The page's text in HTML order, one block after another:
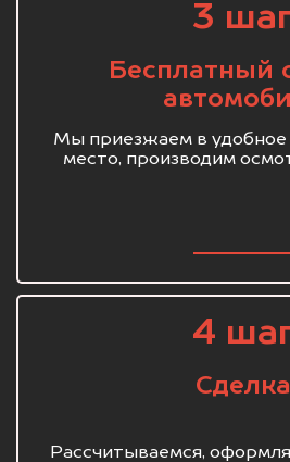
3
Бесплатный
Мы приезжаем в удобное
место, производим
4
Сделка
Рассчитываемся,